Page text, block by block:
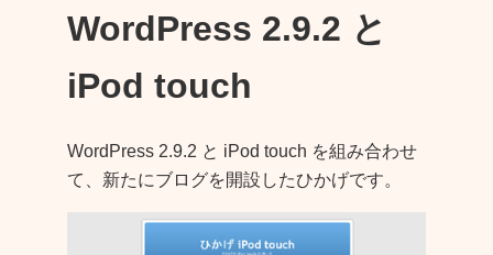
WordPress 2.9.2 と
iPod touch
WordPress 2.9.2 と iPod touch を組み合わせ
て、新たにブログを開設したひかげです。